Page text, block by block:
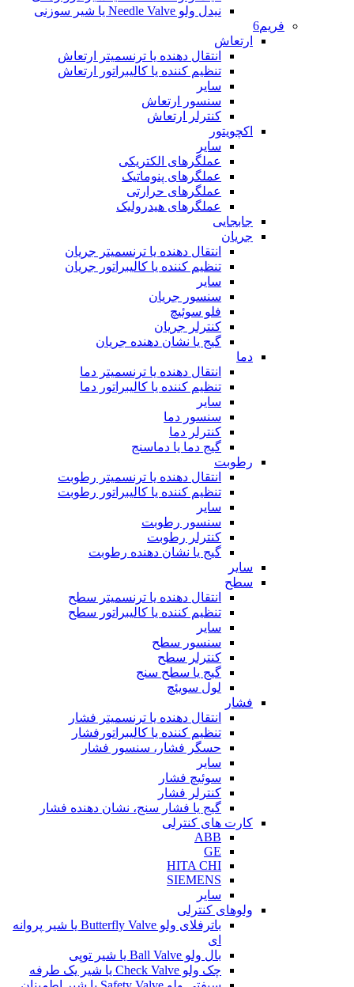
نیدل ولو Needle Valve یا شیر سوزنی
فریم6
ارتعاش
انتقال دهنده یا ترنسمیتر ارتعاش
تنظیم کننده یا کالیبراتور ارتعاش
سایر
سنسور ارتعاش
کنترلر ارتعاش
اکچویتور
سایر
عملگرهای الکتریکی
عملگرهای پنوماتیک
عملگرهای حرارتی
عملگرهای هیدرولیک
جابجایی
جریان
انتقال دهنده یا ترنسمیتر جریان
تنظیم کننده یا کالیبراتور جریان
سایر
سنسور جریان
فلو سوئیچ
کنترلر جریان
گیج یا نشان دهنده جریان
دما
انتقال دهنده یا ترنسمیتر دما
تنظیم کننده یا کالیبراتور دما
سایر
سنسور دما
کنترلر دما
گیج دما یا دماسنج
رطوبت
انتقال دهنده یا ترنسمیتر رطوبت
تنظیم کننده یا کالیبراتور رطوبت
سایر
سنسور رطوبت
کنترلر رطوبت
گیج یا نشان دهنده رطوبت
سایر
سطح
انتقال دهنده یا ترنسمیتر سطح
تنظیم کننده یا کالیبراتور سطح
سایر
سنسور سطح
کنترلر سطح
گیج یا سطح سنج
لول سویئچ
فشار
انتقال دهنده یا ترنسمیتر فشار
تنظیم کننده یا کالیبراتورفشار
حسگر فشار، سنسور فشار
سایر
سوئیچ فشار
کنترلر فشار
گیج یا فشار سنج، نشان دهنده فشار
کارت های کنترلی
ABB
GE
HITA CHI
SIEMENS
سایر
ولوهای کنترلی
باترفلای ولو Butterfly Valve یا شیر پروانه
ای
بال ولو Ball Valve یا شیر توپی
چک ولو Check Valve یا شیر یک طرفه